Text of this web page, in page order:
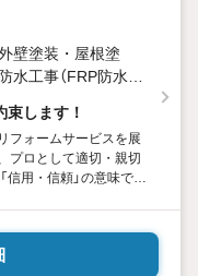
壁塗装・屋根塗
水工事（FRP防水・
）
します！
フォームサービスを展
プロとして適切・親切
用・信頼」の意味であ